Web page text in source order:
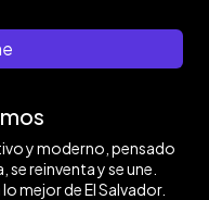
y moderno, pensado
se reinventa y se une.
mejor de El Salvador.